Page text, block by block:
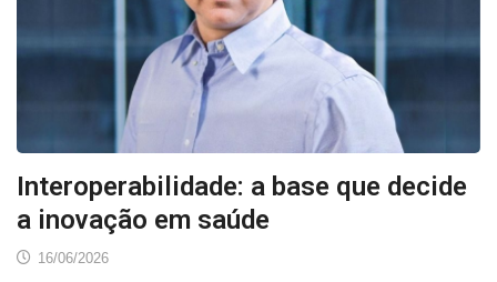
Interoperabilidade: a base que decide
a inovação em saúde
16/06/2026